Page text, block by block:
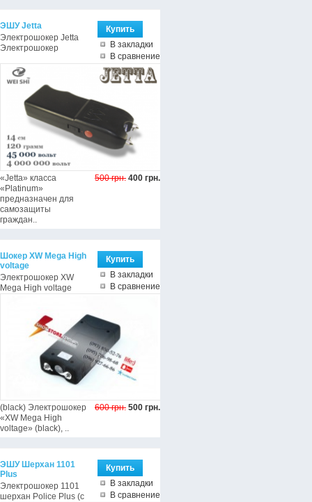
В закладки
В сравнение
500 грн. 400 грн.
ЭШУ Jetta
Электрошокер Jetta
Электрошокер
«Jetta» класса
«Platinum»
предназначен для
самозащиты
граждан..
В закладки
В сравнение
600 грн. 500 грн.
Шокер XW Mega High
voltage
Электрошокер XW
Mega High voltage
(black) Электрошокер
«XW Mega High
voltage» (black), ..
В закладки
В сравнение
ЭШУ Шерхан 1101
Plus
Электрошокер 1101
шерхан Police Plus (с